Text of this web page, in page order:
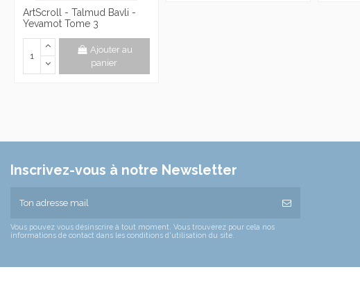
ArtScroll - Talmud Bavli -
Yevamot Tome 3
Ajouter au
panier
Inscrivez-vous à notre Newsletter
Vous pouvez vous désinscrire à tout moment. Vous trouverez pour cela nos
informations de contact dans les conditions d'utilisation du site.